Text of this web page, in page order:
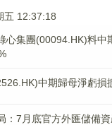
五 12:37:18
心集團(00094.HK)料中
中期歸母淨虧損
：7月底官方外匯儲備